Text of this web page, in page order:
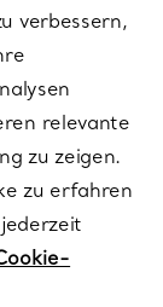
verbessern,
relevante
zu zeigen.
zu erfahren